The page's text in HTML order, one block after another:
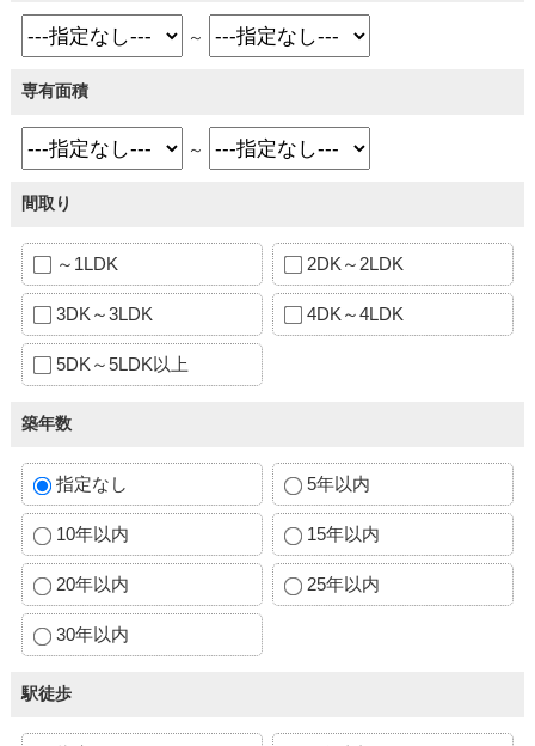
～
専有面積
～
間取り
～1LDK 2DK～2LDK
3DK～3LDK 4DK～4LDK
5DK～5LDK以上
築年数
指定なし 5年以内
10年以内 15年以内
20年以内 25年以内
30年以内
駅徒歩